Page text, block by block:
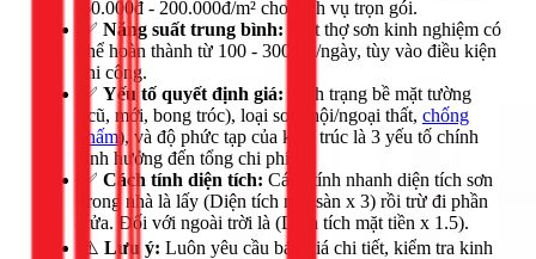
50.000đ - 200.000đ/m² cho dịch vụ trọn gói.
✅ Năng suất trung bình: Một thợ sơn kinh nghiệm có
thể hoàn thành từ 100 - 300 m²/ngày, tùy vào điều kiện
thi công.
✅ Yếu tố quyết định giá: Tình trạng bề mặt tường
(cũ, mới, bong tróc), loại sơn (nội/ngoại thất, chống
thấm), và độ phức tạp của kiến trúc là 3 yếu tố chính
ảnh hưởng đến tổng chi phí.
✅ Cách tính diện tích: Cách tính nhanh diện tích sơn
trong nhà là lấy (Diện tích mặt sàn x 3) rồi trừ đi phần
cửa. Đối với ngoài trời là (Diện tích mặt tiền x 1.5).
⚠️ Lưu ý: Luôn yêu cầu báo giá chi tiết, kiểm tra kinh